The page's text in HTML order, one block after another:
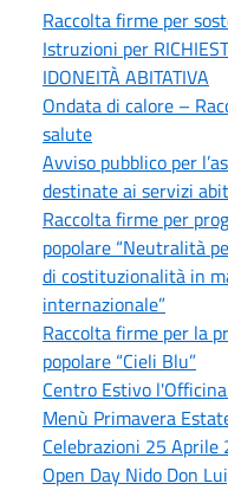
Raccolta firme per
Istruzioni per
IDONEITÀ ABITATIVA
Ondata di calore –
salute
Avviso pubblico per
destinate ai servizi
Raccolta firme per
popolare “Neutralità
di costituzionalità in
internazionale”
Raccolta firme per la
popolare “Cieli Blu”
Centro Estivo
Menù Primavera
Celebrazioni 25
Open Day Nido Don